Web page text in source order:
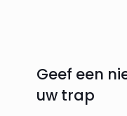
Geef een
uw trap